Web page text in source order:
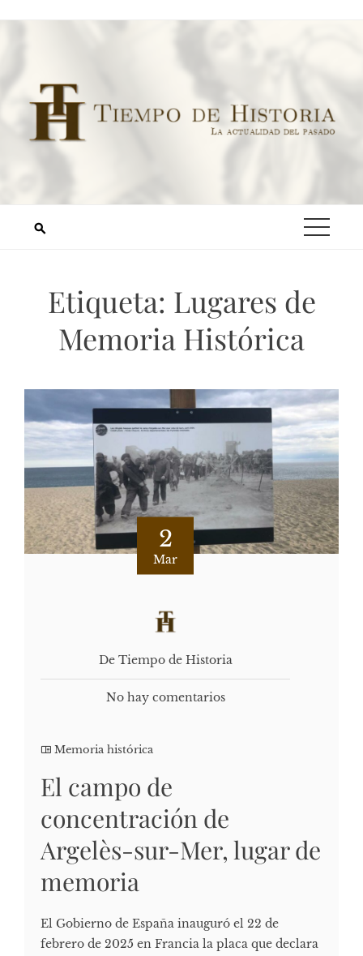
Etiqueta: Lugares de
Memoria Histórica
2
Mar
De Tiempo de Historia
No hay comentarios
Memoria histórica
El campo de
concentración de
Argelès-sur-Mer, lugar de
memoria
El Gobierno de España inauguró el 22 de
febrero de 2025 en Francia la placa que declara